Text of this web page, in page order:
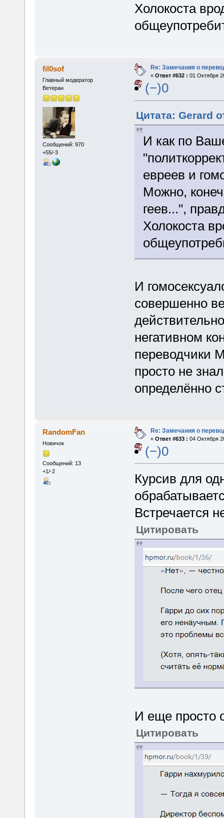
Холокоста
fil0sof
Главный модератор
Ветеран
Сообщений: 970
+55/-3
Re: Замечания о
« Ответ #632 : 01 Октября
(−)0
Цитата: Gerard
И как по
евреев и
Можно,
геев...",
Холокоста
И
совершенно
негативном
переводчики
просто не
определённо
RandomFan
Новичок
Сообщений: 13
+1/-2
Re: Замечания о
« Ответ #633 : 04 Октября
(−)0
Курсив для
Встречается
Цитировать
И еще просто
Цитировать